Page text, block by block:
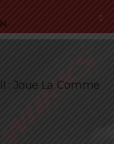
: Joue La Comme